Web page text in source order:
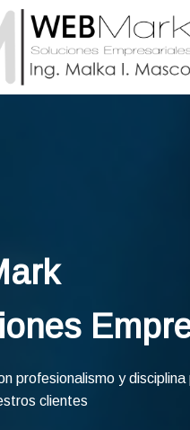
profesionalismo y
clientes